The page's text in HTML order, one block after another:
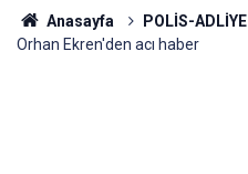
Anasayfa POLİS-ADLİYE
Orhan Ekren'den acı haber